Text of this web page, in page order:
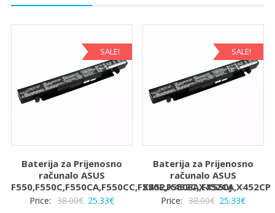
SALE!
Baterija za Prijenosno
računalo ASUS
F550,F550C,F550CA,F550CC,F550E,F550EA,FX550J
Price: 38.00€ Izvorna
25.33€Trenutna
SALE!
Baterija za Prijenosno
računalo ASUS
X452,X452C,X452CA,X452CP
Price: 38.00€ Izvorna
25.33€